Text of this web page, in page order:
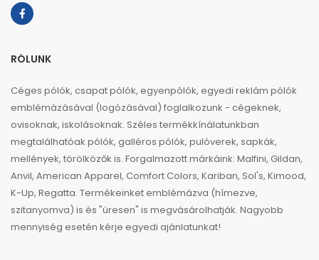
RÓLUNK
Céges pólók, csapat pólók, egyenpólók, egyedi reklám pólók
emblémázásával (logózásával) foglalkozunk - cégeknek,
ovisoknak, iskolásoknak. Széles termékkínálatunkban
megtalálhatóak pólók, galléros pólók, pulóverek, sapkák,
mellények, törölközők is. Forgalmazott márkáink: Malfini, Gildan,
Anvil, American Apparel, Comfort Colors, Kariban, Sol's, Kimood,
K-Up, Regatta. Termékeinket emblémázva (hímezve,
szitanyomva) is és "üresen" is megvásárolhatják. Nagyobb
mennyiség esetén kérje egyedi ajánlatunkat!